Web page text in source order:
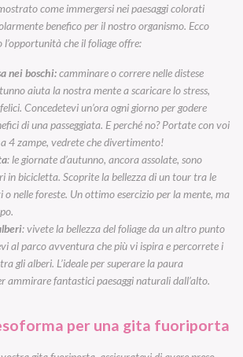
come immergersi nei paesaggi colorati
benefico per il nostro organismo. Ecco
l’opportunità che ilfoliageoffre:
nei boschi:camminare o correre nelle distese
aiuta la nostra mente a scaricare lo stress,
Concedetevi un’ora ogni giorno per godere
di una passeggiata. E perché no? Portate con voi
4 zampe, vedrete che divertimento!
: le giornate d’autunno, ancora assolate, sono
in bicicletta. Scoprite la bellezza di un tour tra le
o nelle foreste. Un ottimo esercizio per la mente, ma
: vivete la bellezza delfoliageda un altro punto
al parco avventura che più vi ispira e percorrete i
gli alberi. L’ideale per superare la paura
ammirare fantastici paesaggi naturali dall’alto.
per una gita fuoriporta